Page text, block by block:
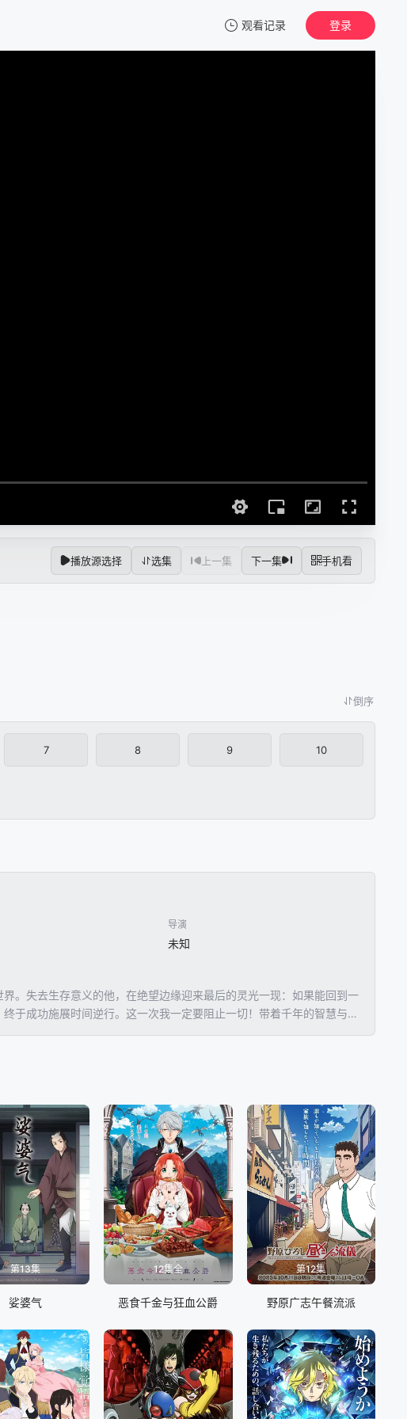
观看记录 登录
播放源选择 选集 上一集 下一集 手机看
倒序
7 8 9 10
导演
未知
。失去生存意义的他，在绝望边缘迎来最后的灵光一现：如果能回到一
于成功施展时间逆行。这一次我一定要阻止一切！带着千年的智慧与经
第13集
娑婆气
12集全
恶食千金与狂血公爵
第12集
野原广志午餐流派